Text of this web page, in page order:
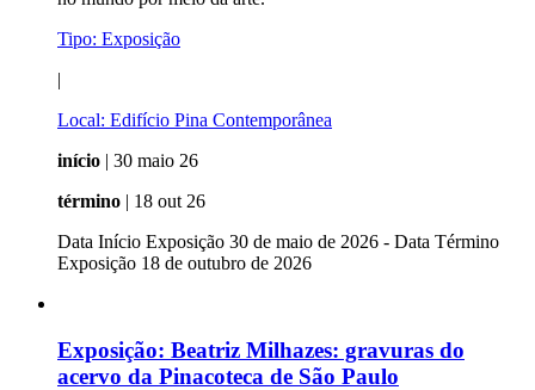
Tipo: Exposição
|
Local: Edifício Pina Contemporânea
início | 30 maio 26
término | 18 out 26
Data Início Exposição 30 de maio de 2026 - Data Término
Exposição 18 de outubro de 2026
Exposição: Beatriz Milhazes: gravuras do
acervo da Pinacoteca de São Paulo